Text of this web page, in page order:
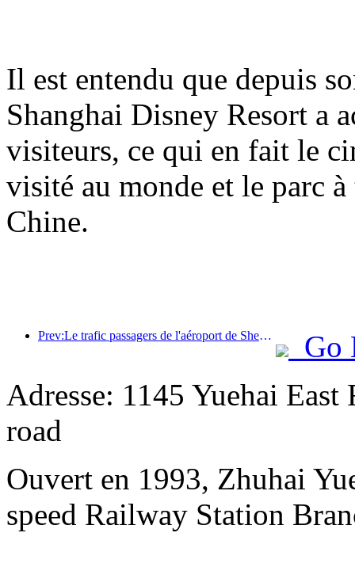
Il est entendu que depuis
Shanghai Disney Resort a
visiteurs, ce qui en fait le
visité au monde et le parc
Chine.
Prev:Le trafic passagers de l'aéroport de Shenzhen a dépassé les 3 millions cette année, établissant un nouveau record pour la même période.
Go
Adresse: 1145 Yuehai
road
Ouvert en 1993, Zhuhai
speed Railway Station